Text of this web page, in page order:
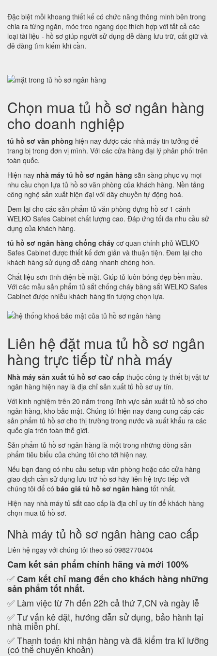
Đặc biệt mỗi khoang thiết kế có chức năng thông minh bên trong
chia ra từng ngăn, móc treo ngang dọc thích hợp với tất cả các
loại tài liệu - hồ sơ giúp người sử dụng dễ dàng lưu trữ, cất giữ và
dễ dàng tìm kiếm khi cần.
Chọn mua tủ hồ sơ ngân hàng
cho doanh nghiệp
tủ hồ sơ văn phòng hiện nay được các nhà máy tin tưởng để
trang bị trong đơn vị mình. Với các cửa hàng đại lý phân phối trên
toàn quốc.
Hiện nay nhà máy tủ hồ sơ ngân hàng sẵn sàng phục vụ mọi
nhu cầu chọn lựa tủ hồ sơ văn phòng của khách hàng. Nền tảng
công nghệ sản xuất hiện đại với dây chuyền tự động hoá.
Đem lại cho các sản phẩm tủ văn phòng đựng hồ sơ 1 cánh
WELKO Safes Cabinet chất lượng cao. Đáp ứng tối đa nhu cầu sử
dụng của khách hàng.
tủ hồ sơ ngân hàng chống cháy cơ quan chính phủ WELKO
Safes Cabinet được thiết kế đơn giản và thuận tiện. Đem lại cho
khách hàng sử dụng dễ dàng nhanh chóng hơn.
Chất liệu sơn tĩnh điện bề mặt. Giúp tủ luôn bóng đẹp bền mầu.
Với các mẫu sản phẩm tủ sắt chống cháy bằng sắt WELKO Safes
Cabinet được nhiều khách hàng tin tượng chọn lựa.
Liên hệ đặt mua tủ hồ sơ ngân
hàng trực tiếp từ nhà máy
Nhà máy sản xuất tủ hồ sơ cao cấp thuộc công ty thiết bị vật tư
ngân hàng hiện nay là địa chỉ sản xuất tủ hồ sơ uy tín.
Với kinh nghiệm trên 20 năm trong lĩnh vực sản xuất tủ hồ sơ cho
ngân hàng, kho bảo mật. Chúng tôi hiện nay đang cung cấp các
sản phẩm tủ hồ sơ cho thị trường trong nước và xuất khẩu ra các
quốc gia trên toàn thế giới.
Sản phẩm tủ hồ sơ ngân hàng là một trong những dòng sản
phẩm tiêu biểu của chúng tôi cho tới hiện nay.
Nếu bạn đang có nhu cầu setup văn phòng hoặc các cửa hàng
giao dịch cần sử dụng lưu trữ hồ sơ hãy liên hệ trực tiếp với
chúng tôi để có báo giá tủ hồ sơ ngân hàng tốt nhất.
Hiện nay nhà máy tủ sắt cao cấp là địa chỉ uy tín để khách hàng
chọn mua tủ hồ sơ.
Nhà máy tủ hồ sơ ngân hàng cao cấp
Liên hệ ngay với chúng tôi theo số 0982770404
Cam kếtsản phẩm chính hãng và mới 100%
✅Cam kếtchỉ mang đến cho khách hàng những
sản phẩm tốt nhất.
✅ Làm việc từ 7h đến 22h cả thứ 7,CN và ngày lễ
✅ Tư vấn kê đặt, hướng dẫn sử dụng, bảo hành tại
nhà miễn phí.
✅ Thanh toán khi nhận hàng và đã kiểm tra kĩ lưỡng
(có thể chuyển khoản)